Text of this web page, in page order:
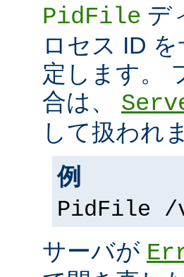
PidFile デ
ロセス ID
定します。
合は、
して扱われ
例
PidFile /
サーバが